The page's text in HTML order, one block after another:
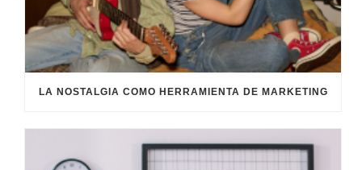
LA NOSTALGIA COMO HERRAMIENTA DE MARKETING